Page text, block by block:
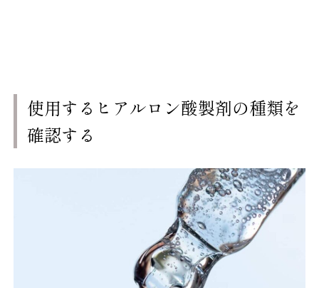
使用するヒアルロン酸製剤の種類を
確認する